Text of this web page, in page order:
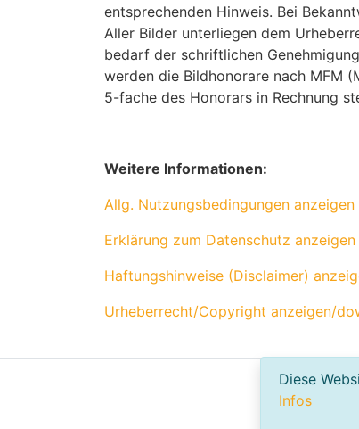
entsprechenden Hinweis. Bei
Aller Bilder unterliegen dem
bedarf der schriftlichen
werden die Bildhonorare nach MFM
5-fache des Honorars in Rechnung
Weitere Informationen:
Allg. Nutzungsbedingungen anzeigen
Erklärung zum Datenschutz anzeigen
Haftungshinweise (Disclaimer)
Urheberrecht/Copyright anzeigen/
Diese
Infos